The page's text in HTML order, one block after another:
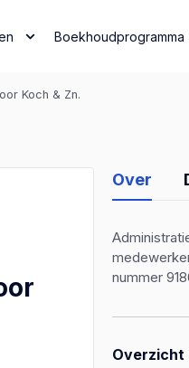
Boekhoudprogramma
Koch & Zn.
Over
nummer
Overzicht